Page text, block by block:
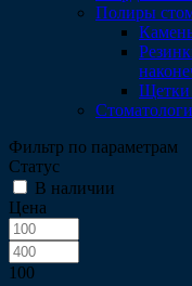
Полиры
Щетки
Фильтр по параметрам
Статус
В наличии
Цена
100